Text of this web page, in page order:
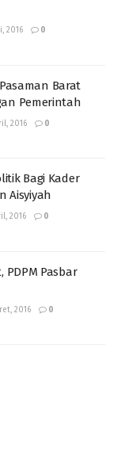
2016 0
Barat
Pemerintah
2016 0
Bagi Kader
Aisyiyah
2016 0
PDPM Pasbar
2016 0